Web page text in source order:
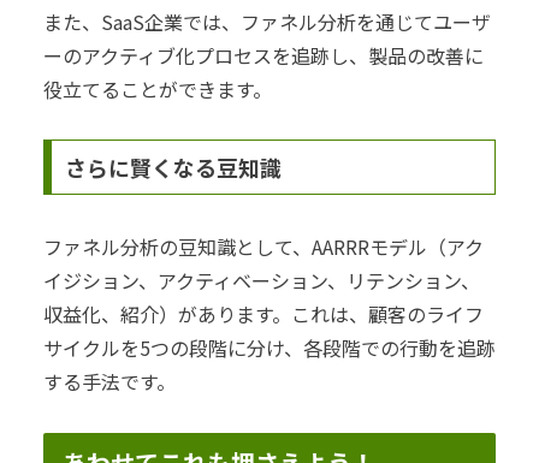
また、SaaS企業では、ファネル分析を通じてユーザ
ーのアクティブ化プロセスを追跡し、製品の改善に
役立てることができます。
さらに賢くなる豆知識
ファネル分析の豆知識として、AARRRモデル（アク
イジション、アクティベーション、リテンション、
収益化、紹介）があります。これは、顧客のライフ
サイクルを5つの段階に分け、各段階での行動を追跡
する手法です。